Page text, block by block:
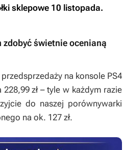
sklepowe 10 listopada.
zdobyć świetnie ocenianą
na konsole PS4
zł – tyle w każdym razie
do naszej porównywarki
na ok. 127 zł.